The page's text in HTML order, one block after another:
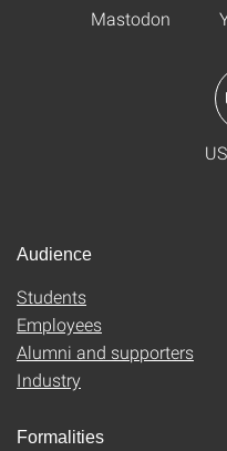
Mastodon
Audience
Students
Employees
Alumni and supporters
Industry
Formalities